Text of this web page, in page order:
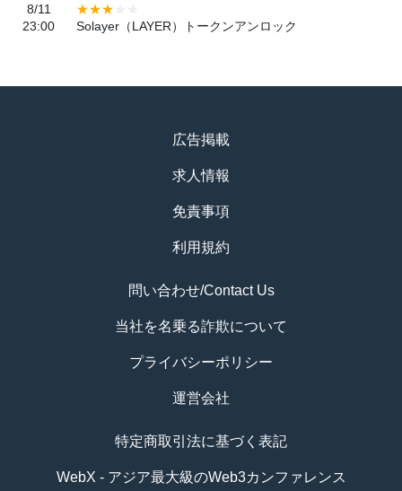
8/11
23:00
Solayer（LAYER）トークンアンロック
広告掲載
求人情報
免責事項
利用規約
問い合わせ/Contact Us
当社を名乗る詐欺について
プライバシーポリシー
運営会社
特定商取引法に基づく表記
WebX - アジア最大級のWeb3カンファレンス